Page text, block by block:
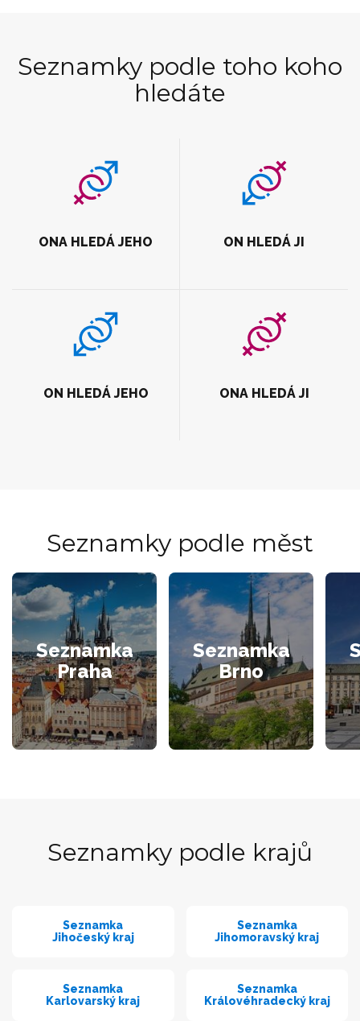
Seznamky podle toho koho
hledáte
ONA HLEDÁ JEHO ON HLEDÁ JI
ON HLEDÁ JEHO ONA HLEDÁ JI
Seznamky podle měst
Seznamka
Praha
Seznamka
Brno
Seznamky podle krajů
Seznamka
Jihočeský kraj
Seznamka
Jihomoravský kraj
Seznamka
Karlovarský kraj
Seznamka
Královéhradecký kraj